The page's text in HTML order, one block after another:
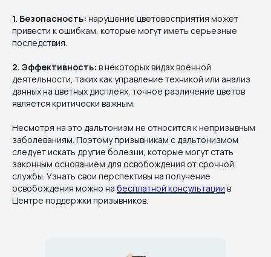
1. Безопасность: нарушение цветовосприятия может
привести к ошибкам, которые могут иметь серьезные
последствия.
2. Эффективность: в некоторых видах военной
деятельности, таких как управление техникой или анализ
данных на цветных дисплеях, точное различение цветов
является критически важным.
Несмотря на это дальтонизм не относится к непризывным
заболеваниям. Поэтому призывникам с дальтонизмом
следует искать другие болезни, которые могут стать
законным основанием для освобождения от срочной
службы. Узнать свои перспективы на получение
освобождения можно на бесплатной консультации в
Центре поддержки призывников.